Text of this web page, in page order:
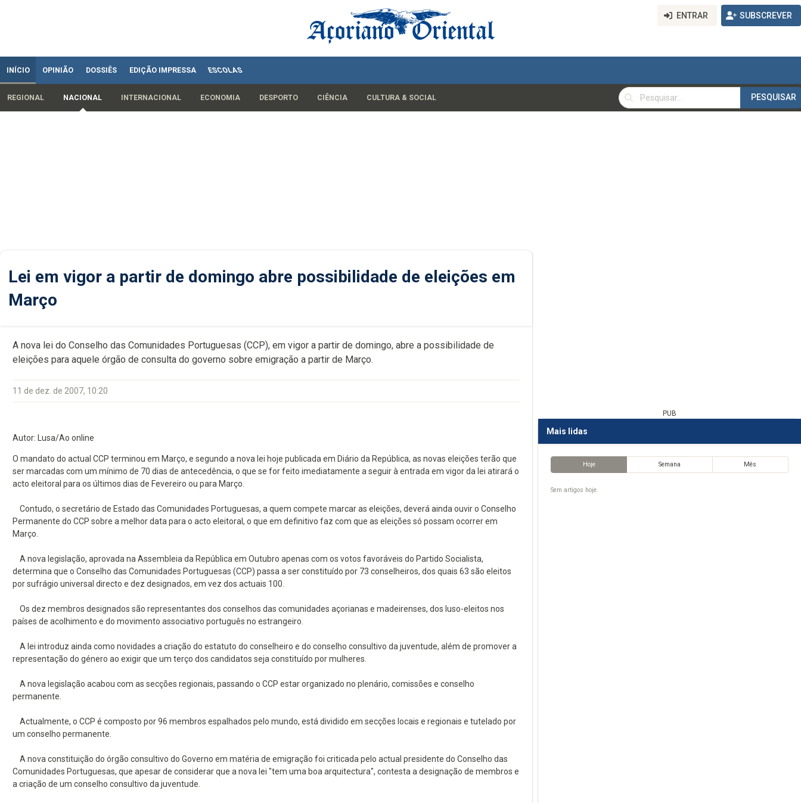
ENTRAR SUBSCREVER
INÍCIO OPINIÃO DOSSIÊS EDIÇÃO IMPRESSA ESCOLAS
REGIONAL NACIONAL INTERNACIONAL ECONOMIA DESPORTO CIÊNCIA CULTURA & SOCIAL
PESQUISAR
PESQUISAR
Lei em vigor a partir de domingo abre possibilidade de eleições em
Março
A nova lei do Conselho das Comunidades Portuguesas (CCP), em vigor a partir de domingo, abre a possibilidade de
eleições para aquele órgão de consulta do governo sobre emigração a partir de Março.
11 de dez. de 2007, 10:20
Autor: Lusa/Ao online
O mandato do actual CCP terminou em Março, e segundo a nova lei hoje publicada em Diário da República, as novas eleições terão que
ser marcadas com um mínimo de 70 dias de antecedência, o que se for feito imediatamente a seguir à entrada em vigor da lei atirará o
acto eleitoral para os últimos dias de Fevereiro ou para Março.
Contudo, o secretário de Estado das Comunidades Portuguesas, a quem compete marcar as eleições, deverá ainda ouvir o Conselho
Permanente do CCP sobre a melhor data para o acto eleitoral, o que em definitivo faz com que as eleições só possam ocorrer em
Março.
A nova legislação, aprovada na Assembleia da República em Outubro apenas com os votos favoráveis do Partido Socialista,
determina que o Conselho das Comunidades Portuguesas (CCP) passa a ser constituído por 73 conselheiros, dos quais 63 são eleitos
por sufrágio universal directo e dez designados, em vez dos actuais 100.
Os dez membros designados são representantes dos conselhos das comunidades açorianas e madeirenses, dos luso-eleitos nos
países de acolhimento e do movimento associativo português no estrangeiro.
A lei introduz ainda como novidades a criação do estatuto do conselheiro e do conselho consultivo da juventude, além de promover a
representação do género ao exigir que um terço dos candidatos seja constituído por mulheres.
A nova legislação acabou com as secções regionais, passando o CCP estar organizado no plenário, comissões e conselho
permanente.
Actualmente, o CCP é composto por 96 membros espalhados pelo mundo, está dividido em secções locais e regionais e tutelado por
um conselho permanente.
A nova constituição do órgão consultivo do Governo em matéria de emigração foi criticada pelo actual presidente do Conselho das
Comunidades Portuguesas, que apesar de considerar que a nova lei "tem uma boa arquitectura", contesta a designação de membros e
a criação de um conselho consultivo da juventude.
PUB
Mais lidas
Hoje Semana Mês
Sem artigos hoje.